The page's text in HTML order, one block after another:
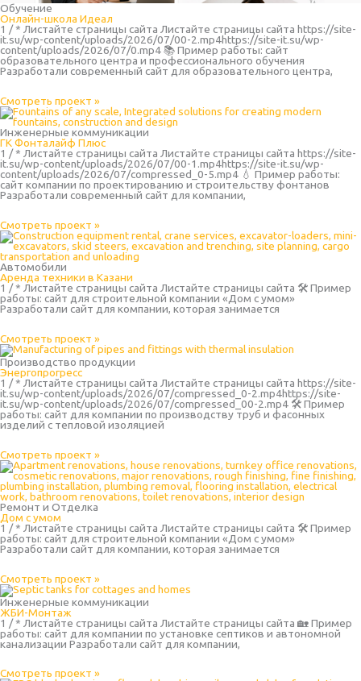
Обучение
Онлайн-школа Идеал
1 / * Листайте страницы сайта Листайте страницы сайта https://site-
it.su/wp-content/uploads/2026/07/00-2.mp4https://site-it.su/wp-
content/uploads/2026/07/0.mp4 📚 Пример работы: сайт
образовательного центра и профессионального обучения
Разработали современный сайт для образовательного центра,
Смотреть проект »
Инженерные коммуникации
ГК Фонталайф Плюс
1 / * Листайте страницы сайта Листайте страницы сайта https://site-
it.su/wp-content/uploads/2026/07/00-1.mp4https://site-it.su/wp-
content/uploads/2026/07/compressed_0-5.mp4 💧 Пример работы:
сайт компании по проектированию и строительству фонтанов
Разработали современный сайт для компании,
Смотреть проект »
Автомобили
Аренда техники в Казани
1 / * Листайте страницы сайта Листайте страницы сайта 🛠 Пример
работы: сайт для строительной компании «Дом с умом»
Разработали сайт для компании, которая занимается
Смотреть проект »
Производство продукции
Энергопрогресс
1 / * Листайте страницы сайта Листайте страницы сайта https://site-
it.su/wp-content/uploads/2026/07/compressed_0-2.mp4https://site-
it.su/wp-content/uploads/2026/07/compressed_00-2.mp4 🛠 Пример
работы: сайт для компании по производству труб и фасонных
изделий с тепловой изоляцией
Смотреть проект »
Ремонт и Отделка
Дом с умом
1 / * Листайте страницы сайта Листайте страницы сайта 🛠 Пример
работы: сайт для строительной компании «Дом с умом»
Разработали сайт для компании, которая занимается
Смотреть проект »
Инженерные коммуникации
ЖБИ-Монтаж
1 / * Листайте страницы сайта Листайте страницы сайта 🏡 Пример
работы: сайт для компании по установке септиков и автономной
канализации Разработали сайт для компании,
Смотреть проект »